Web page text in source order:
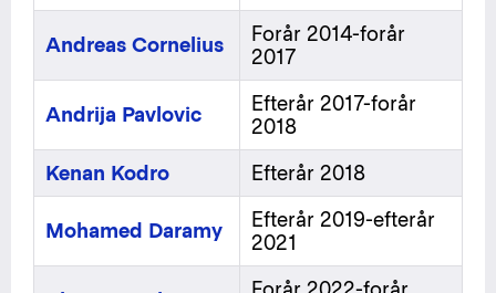
Andreas Cornelius
Forår 2014-forår
2017
Andrija Pavlovic
Efterår 2017-forår
2018
Kenan Kodro
Efterår 2018
Mohamed Daramy
Efterår 2019-efterår
2021